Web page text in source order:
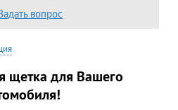
вопрос
щетка для Вашего